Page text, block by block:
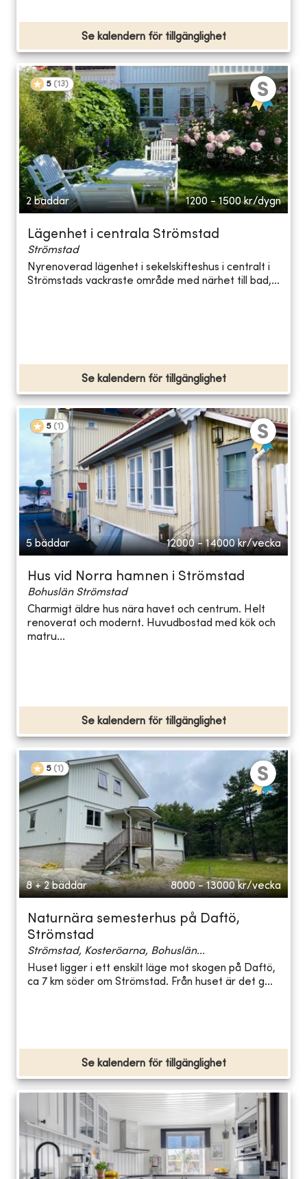
Se kalendern för tillgänglighet
5 (13)
2 bäddar 1200 - 1500 kr/dygn
Lägenhet i centrala Strömstad
Strömstad
Nyrenoverad lägenhet i sekelskifteshus i centralt i
Strömstads vackraste område med närhet till bad,...
Se kalendern för tillgänglighet
5 (1 )
5 bäddar 12000 - 14000 kr/vecka
Hus vid Norra hamnen i Strömstad
Bohuslän Strömstad
Charmigt äldre hus nära havet och centrum. Helt
renoverat och modernt. Huvudbostad med kök och
matru...
Se kalendern för tillgänglighet
5 (1 )
8 + 2 bäddar 8000 - 13000 kr/vecka
Naturnära semesterhus på Daftö,
Strömstad
Strömstad, Kosteröarna, Bohuslän...
Huset ligger i ett enskilt läge mot skogen på Daftö,
ca 7 km söder om Strömstad. Från huset är det g...
Se kalendern för tillgänglighet